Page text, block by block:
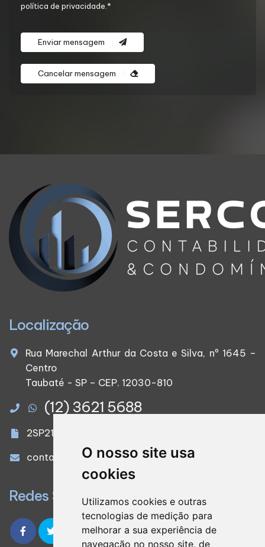
O nosso site usa
cookies
Utilizamos cookies e outras
tecnologias de medição para
melhorar a sua experiência de
navegação no nosso site, de
política de privacidade.*
Enviar mensagem
Cancelar mensagem
Localização
Rua Marechal Arthur da Costa e Silva, nº 1645 –
Centro
Taubaté - SP – CEP. 12030-810
(12) 3621 5688
2SP21827/O-0
contato@serconcontabilidade.com.br
Redes Sociais